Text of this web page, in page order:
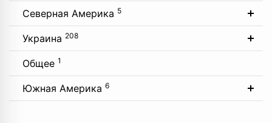
Северная Америка 5
Украина 208
Общее 1
Южная Америка 6